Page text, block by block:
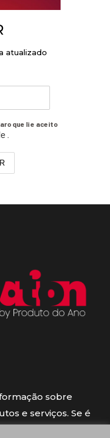
atualizado
que li e aceito
sobre
e serviços. Se é